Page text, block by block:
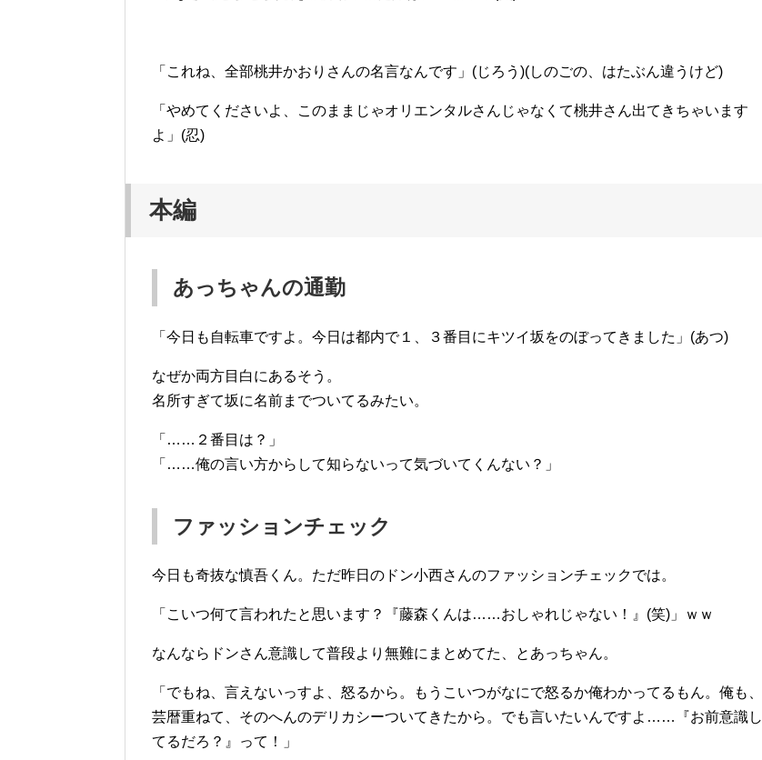
「これね、全部桃井かおりさんの名言なんです」(じろう)(しのごの、はたぶん違うけど)
「やめてくださいよ、このままじゃオリエンタルさんじゃなくて桃井さん出てきちゃいます
よ」(忍)
本編
あっちゃんの通勤
「今日も自転車ですよ。今日は都内で１、３番目にキツイ坂をのぼってきました」(あつ)
なぜか両方目白にあるそう。
名所すぎて坂に名前までついてるみたい。
「……２番目は？」
「……俺の言い方からして知らないって気づいてくんない？」
ファッションチェック
今日も奇抜な慎吾くん。ただ昨日のドン小西さんのファッションチェックでは。
「こいつ何て言われたと思います？『藤森くんは……おしゃれじゃない！』(笑)」ｗｗ
なんならドンさん意識して普段より無難にまとめてた、とあっちゃん。
「でもね、言えないっすよ、怒るから。もうこいつがなにで怒るか俺わかってるもん。俺も、
芸暦重ねて、そのへんのデリカシーついてきたから。でも言いたいんですよ……『お前意識し
てるだろ？』って！」